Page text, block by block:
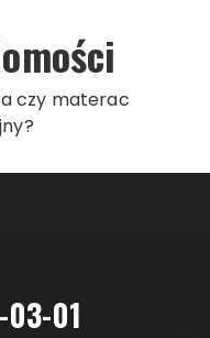
czy materac
01